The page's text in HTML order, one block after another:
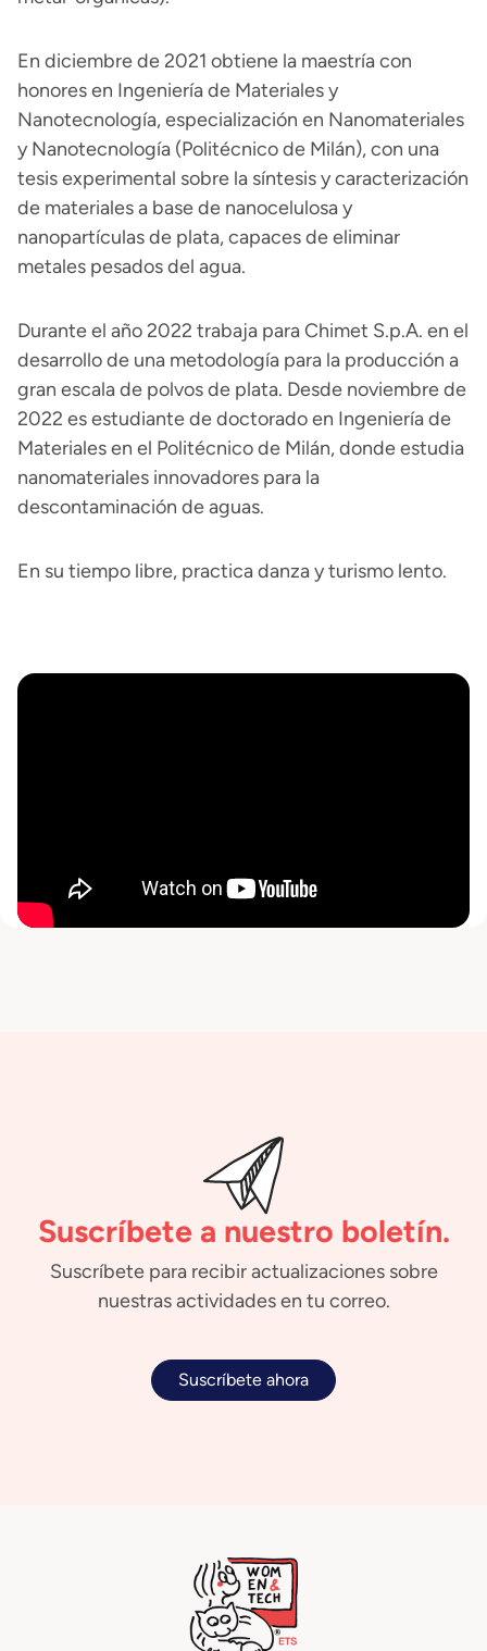
En diciembre de 2021 obtiene la maestría con
honores en Ingeniería de Materiales y
Nanotecnología, especialización en Nanomateriales
y Nanotecnología (Politécnico de Milán), con una
tesis experimental sobre la síntesis y caracterización
de materiales a base de nanocelulosa y
nanopartículas de plata, capaces de eliminar
metales pesados del agua.
Durante el año 2022 trabaja para Chimet S.p.A. en el
desarrollo de una metodología para la producción a
gran escala de polvos de plata. Desde noviembre de
2022 es estudiante de doctorado en Ingeniería de
Materiales en el Politécnico de Milán, donde estudia
nanomateriales innovadores para la
descontaminación de aguas.
En su tiempo libre, practica danza y turismo lento.
Suscríbete a nuestro boletín.
Suscríbete para recibir actualizaciones sobre
nuestras actividades en tu correo.
Suscríbete ahora